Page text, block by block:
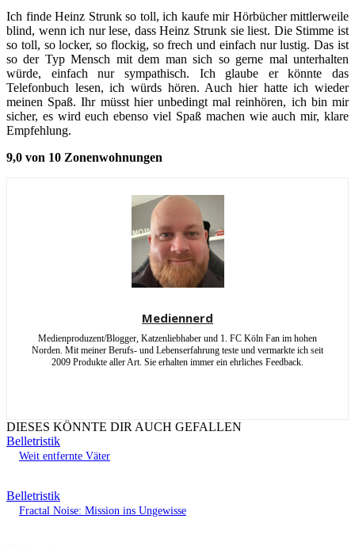
Ich finde Heinz Strunk so toll, ich kaufe mir Hörbücher mittlerweile
blind, wenn ich nur lese, dass Heinz Strunk sie liest. Die Stimme ist
so toll, so locker, so flockig, so frech und einfach nur lustig. Das ist
so der Typ Mensch mit dem man sich so gerne mal unterhalten
würde, einfach nur sympathisch. Ich glaube er könnte das
Telefonbuch lesen, ich würds hören. Auch hier hatte ich wieder
meinen Spaß. Ihr müsst hier unbedingt mal reinhören, ich bin mir
sicher, es wird euch ebenso viel Spaß machen wie auch mir, klare
Empfehlung.
9,0 von 10 Zonenwohnungen
Mediennerd
Medienproduzent/Blogger, Katzenliebhaber und 1. FC Köln Fan im hohen
Norden. Mit meiner Berufs- und Lebenserfahrung teste und vermarkte ich seit
2009 Produkte aller Art. Sie erhalten immer ein ehrliches Feedback.
DIESES KÖNNTE DIR AUCH GEFALLEN
Belletristik
Weit entfernte Väter
Belletristik
Fractal Noise: Mission ins Ungewisse